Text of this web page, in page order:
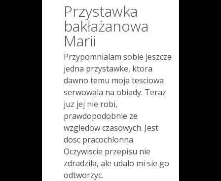
Przystawka
bakłażanowa
Marii
Przypomnialam sobie jeszcze
jedna przystawke, ktora
dawno temu moja tesciowa
serwowala na obiady. Teraz
juz jej nie robi,
prawdopodobnie ze
wzgledow czasowych. Jest
dosc pracochlonna.
Oczywiscie przepisu nie
zdradzila, ale udalo mi sie go
odtworzyc.